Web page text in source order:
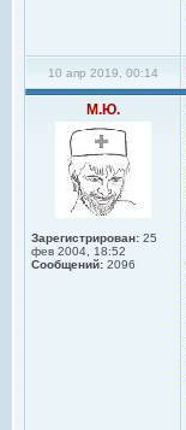
10 апр 2019, 00:14
М.Ю.
Зарегистрирован: 25
фев 2004, 18:52
Сообщений: 2096